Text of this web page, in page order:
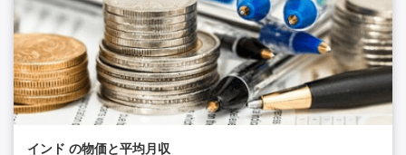
インド の物価と平均月収